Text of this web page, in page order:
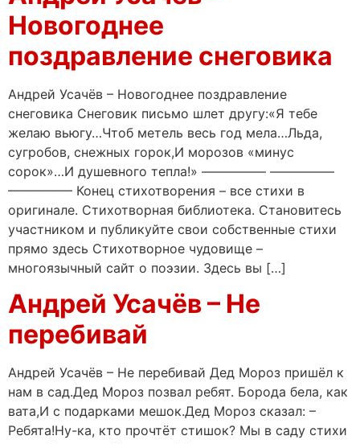
Новогоднее
поздравление снеговика
Андрей Усачёв – Новогоднее поздравление
снеговика Снеговик письмо шлет другу:«Я тебе
желаю вьюгу…Чтоб метель весь год мела…Льда,
сугробов, снежных горок,И морозов «минус
сорок»…И душевного тепла!» ————— —————
————— Конец стихотворения – все стихи в
оригинале. Стихотворная библиотека. Становитесь
участником и публикуйте свои собственные стихи
прямо здесь Стихотворное чудовище –
многоязычный сайт о поэзии. Здесь вы […]
Андрей Усачёв – Не
перебивай
Андрей Усачёв – Не перебивай Дед Мороз пришёл к
нам в сад.Дед Мороз позвал ребят. Борода бела, как
вата,И с подарками мешок.Дед Мороз сказал: –
Ребята!Ну-ка, кто прочтёт стишок? Мы в саду стихи